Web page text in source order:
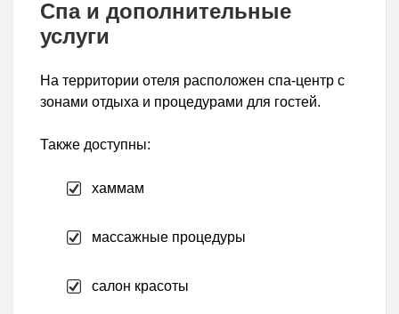
Спа и дополнительные
услуги
На территории отеля расположен спа-центр с
зонами отдыха и процедурами для гостей.
Также доступны:
хаммам
массажные процедуры
салон красоты